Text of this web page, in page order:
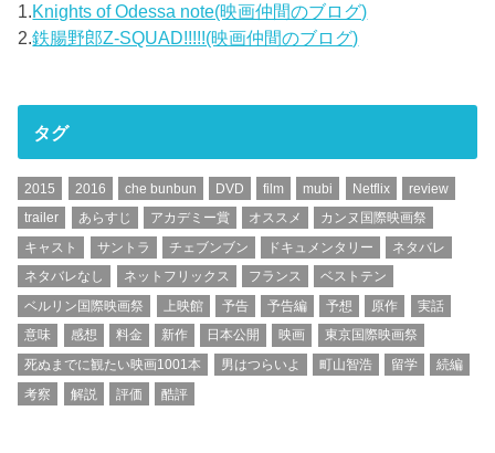
1.Knights of Odessa note(映画仲間のブログ)
2.鉄腸野郎Z-SQUAD!!!!!(映画仲間のブログ)
タグ
2015 2016 che bunbun DVD film mubi Netflix
review
trailer
あらすじ アカデミー賞 オススメ
カンヌ国際映画祭
キャスト
サントラ チェブンブン ドキュメンタリー
ネタバレ
ネタバレなし
ネットフリックス フランス
ベストテン
ベルリン国際映画祭
上映館 予告 予告編 予想 原作
実話
意味
感想 料金 新作 日本公開 映画
東京国際映画祭
死ぬまでに観たい映画1001本
男はつらいよ 町山智浩 留学
続編
考察
解説 評価 酷評